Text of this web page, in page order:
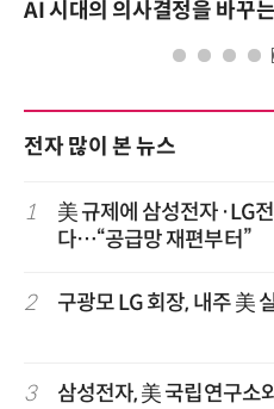
전자 많이 본 뉴스
1
美 규제에 삼성전자·LG
다…“공급망 재편부터”
2 구광모 LG 회장, 내주 美
3 삼성전자, 美 국립연구소